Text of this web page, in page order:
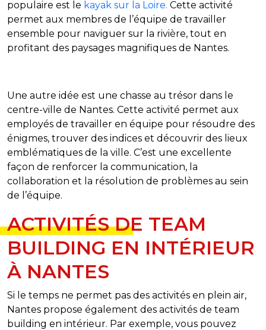
populaire est le kayak sur la Loire. Cette activité
permet aux membres de l’équipe de travailler
ensemble pour naviguer sur la rivière, tout en
profitant des paysages magnifiques de Nantes.
Une autre idée est une chasse au trésor dans le
centre-ville de Nantes. Cette activité permet aux
employés de travailler en équipe pour résoudre des
énigmes, trouver des indices et découvrir des lieux
emblématiques de la ville. C’est une excellente
façon de renforcer la communication, la
collaboration et la résolution de problèmes au sein
de l’équipe.
ACTIVITÉS DE TEAM
BUILDING EN INTÉRIEUR
À NANTES
Si le temps ne permet pas des activités en plein air,
Nantes propose également des activités de team
building en intérieur. Par exemple, vous pouvez